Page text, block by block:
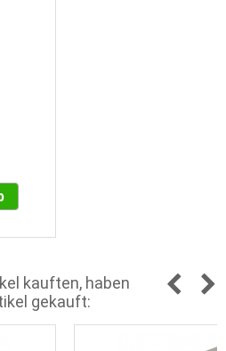
kauften, haben
gekauft: